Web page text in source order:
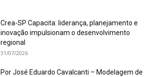
Crea-SP Capacita: liderança, planejamento e
inovação impulsionam o desenvolvimento
regional
31/07/2026
Por José Eduardo Cavalcanti – Modelagem de